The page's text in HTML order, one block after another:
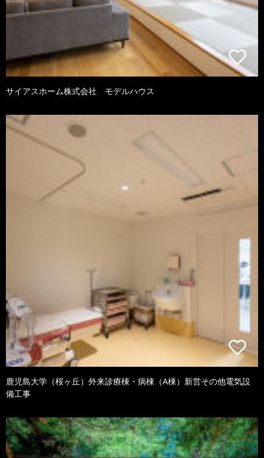
サイアスホーム株式会社 モデルハウス
鹿児島大学（桜ヶ丘）外来診療棟・病棟（A棟）新営その他電気設
備工事